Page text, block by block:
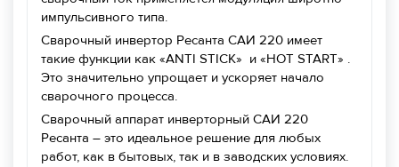
импульсивного типа.
Сварочный инвертор Ресанта САИ 220 имеет
такие функции как «ANTI STICK» и «HOT START» .
Это значительно упрощает и ускоряет начало
сварочного процесса.
Сварочный аппарат инверторный САИ 220
Ресанта – это идеальное решение для любых
работ, как в бытовых, так и в заводских условиях.